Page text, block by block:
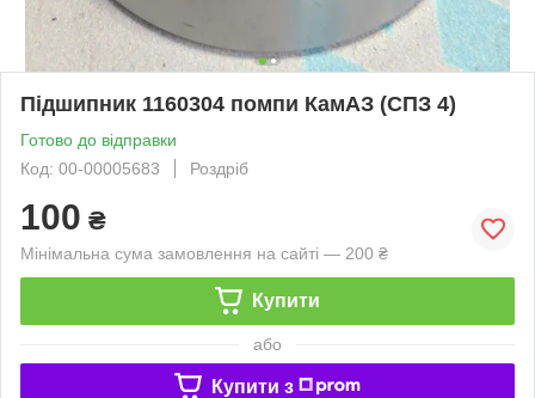
Підшипник 1160304 помпи КамАЗ (СПЗ 4)
Готово до відправки
Код: 00-00005683
Роздріб
100 ₴
Мінімальна сума замовлення на сайті — 200 ₴
Купити
або
Купити з